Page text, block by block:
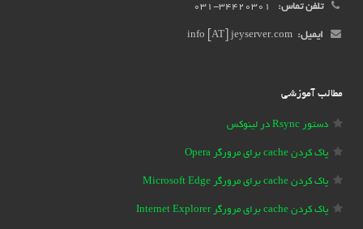
تلفن تماس:
ایمیل:
مطالب آموزشی
دستور Rsync در لینوکس
پاک کردن cache برای مرورگر Opera
پاک کردن cache برای مرورگر Microsoft Edge
پاک کردن cache برای مرورگر Internet Explorer